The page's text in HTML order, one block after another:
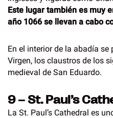
Este lugar también es muy
año 1066 se llevan a cabo
En el interior de la abadía
Virgen, los claustros de los
medieval de San Eduardo.
9 – St. Paul’s
La St. Paul’s Cathedral es